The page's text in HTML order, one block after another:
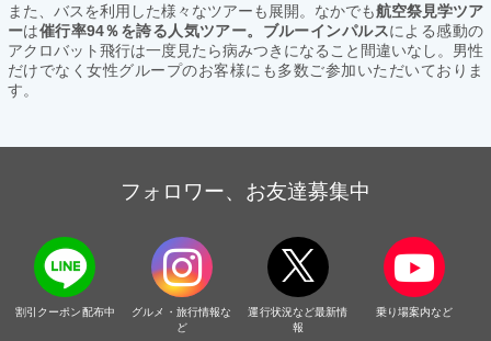
また、バスを利用した様々なツアーも展開。なかでも航空祭見学ツア
ーは催行率94％を誇る人気ツアー。ブルーインパルスによる感動の
アクロバット飛行は一度見たら病みつきになること間違いなし。男性
だけでなく女性グループのお客様にも多数ご参加いただいておりま
す。
フォロワー、お友達募集中
割引クーポン配布中
グルメ・旅行情報な
ど
運行状況など最新情
報
乗り場案内など